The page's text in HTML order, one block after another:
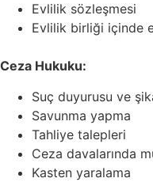
Evlilik sözleşmesi
Evlilik birliği içinde
Ceza Hukuku:
Suç duyurusu ve
Savunma yapma
Tahliye talepleri
Ceza davalarında
Kasten yaralama